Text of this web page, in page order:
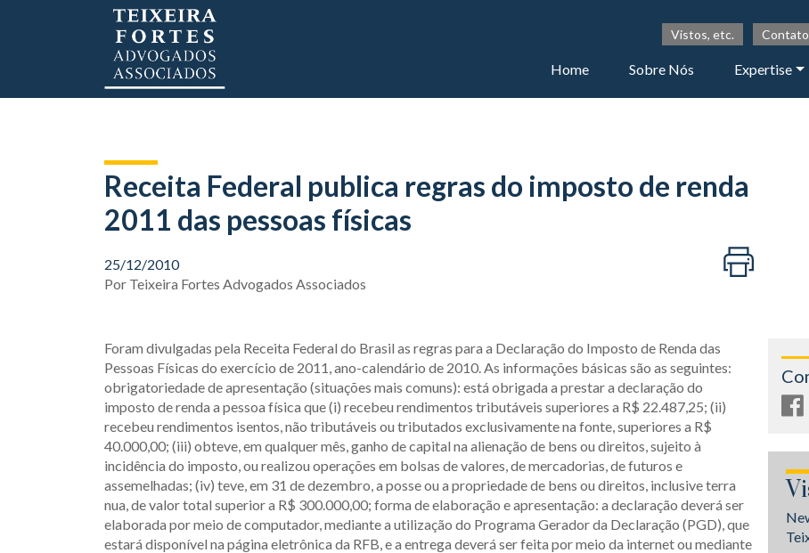
Vistos, etc. Contato
Home Sobre Nós Expertise
Receita Federal publica regras do imposto de renda
2011 das pessoas físicas
25/12/2010
Por Teixeira Fortes Advogados Associados
Foram divulgadas pela Receita Federal do Brasil as regras para a Declaração do Imposto de Renda das
Pessoas Físicas do exercício de 2011, ano-calendário de 2010. As informações básicas são as seguintes:
obrigatoriedade de apresentação (situações mais comuns): está obrigada a prestar a declaração do
imposto de renda a pessoa física que (i) recebeu rendimentos tributáveis superiores a R$ 22.487,25; (ii)
recebeu rendimentos isentos, não tributáveis ou tributados exclusivamente na fonte, superiores a R$
40.000,00; (iii) obteve, em qualquer mês, ganho de capital na alienação de bens ou direitos, sujeito à
incidência do imposto, ou realizou operações em bolsas de valores, de mercadorias, de futuros e
assemelhadas; (iv) teve, em 31 de dezembro, a posse ou a propriedade de bens ou direitos, inclusive terra
nua, de valor total superior a R$ 300.000,00; forma de elaboração e apresentação: a declaração deverá ser
elaborada por meio de computador, mediante a utilização do Programa Gerador da Declaração (PGD), que
estará disponível na página eletrônica da RFB, e a entrega deverá ser feita por meio da internet ou mediante